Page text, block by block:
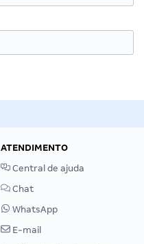
ATENDIMENTO
Central de ajuda
Chat
WhatsApp
E-mail